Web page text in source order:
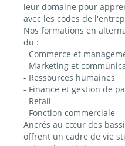
leur domaine pour
avec les codes de
Nos formations en
du :
- Commerce et
- Marketing et
- Ressources humaines
- Finance et gestion de
- Retail
- Fonction commerciale
Ancrés au cœur des
offrent un cadre de vie